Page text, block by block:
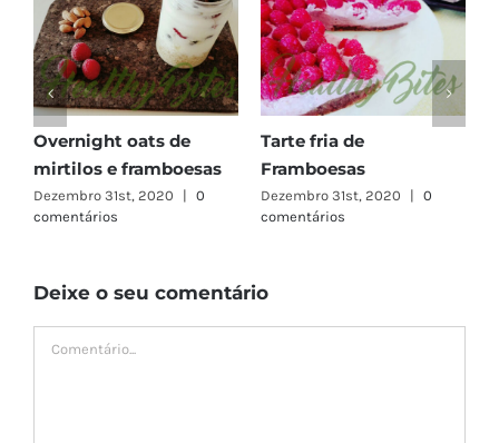
Overnight oats de
mirtilos e framboesas
Dezembro 31st, 2020 |
0
comentários
Tarte fria de
Framboesas
Dezembro 31st, 2020 |
0
comentários
Deixe o seu comentário
Comment